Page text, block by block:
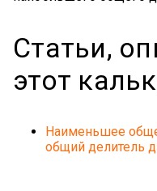
Статьи,
этот
Наименьшее
общий делитель